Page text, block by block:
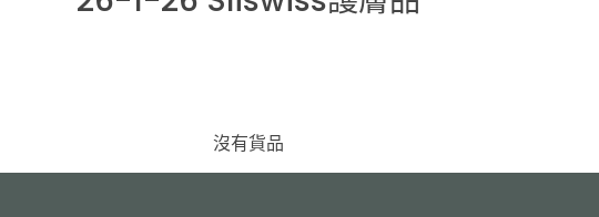
沒有貨品